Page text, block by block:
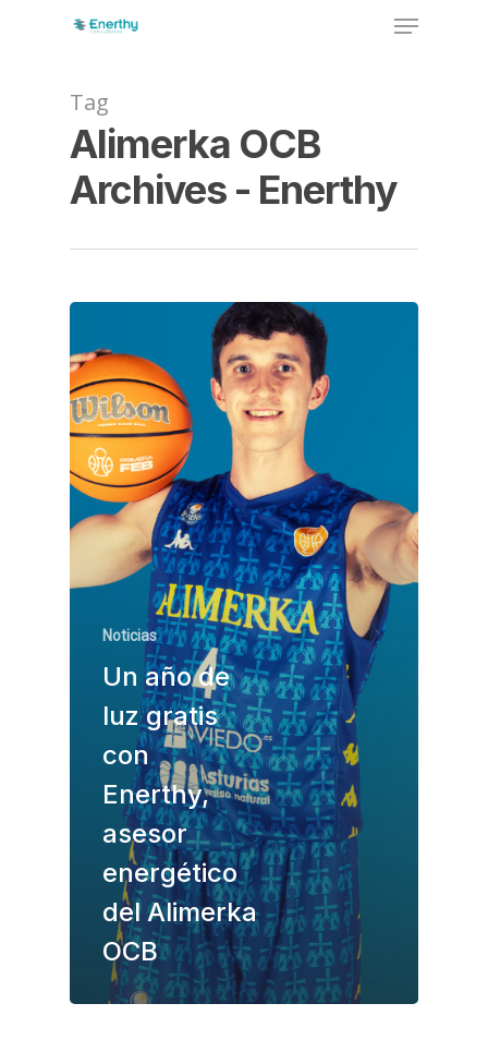
Menu
Tag
Alimerka OCB
Archives - Enerthy
Noticias
Un año de
luz gratis
con
Enerthy,
asesor
energético
del Alimerka
OCB